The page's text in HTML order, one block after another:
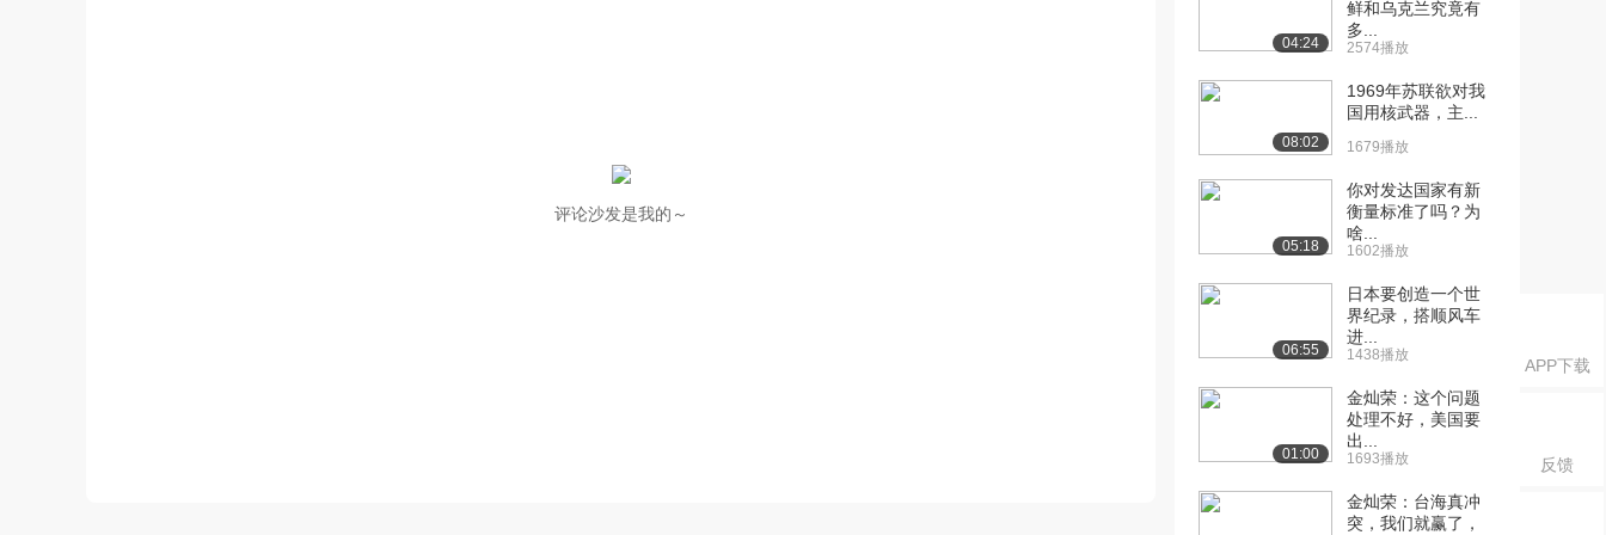
APP下载
反馈
评论沙发是我的～
04:24
鲜和乌克兰究竟有
多...
2574播放
08:02
1969年苏联欲对我
国用核武器，主...
1679播放
05:18
你对发达国家有新
衡量标准了吗？为
啥...
1602播放
06:55
日本要创造一个世
界纪录，搭顺风车
进...
1438播放
01:00
金灿荣：这个问题
处理不好，美国要
出...
1693播放
金灿荣：台海真冲
突，我们就赢了，